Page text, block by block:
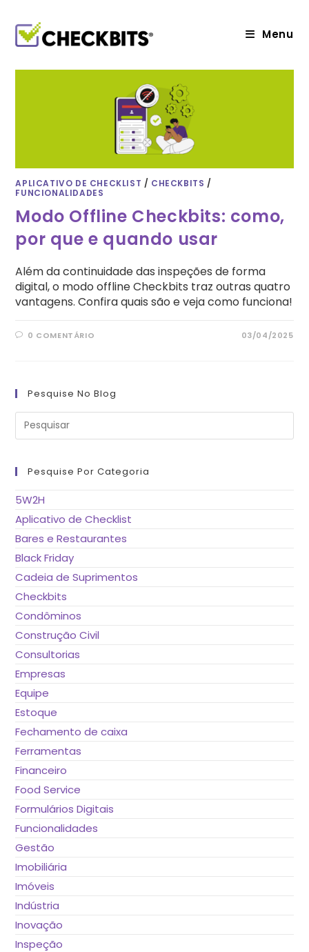
conteúdo
Menu
APLICATIVO DE CHECKLIST / CHECKBITS /
FUNCIONALIDADES
Modo Offline Checkbits: como,
por que e quando usar
Além da continuidade das inspeções de forma
digital, o modo offline Checkbits traz outras quatro
vantagens. Confira quais são e veja como funciona!
0 COMENTÁRIO 03/04/2025
Pesquise No Blog
Pesquise Por Categoria
5W2H
Aplicativo de Checklist
Bares e Restaurantes
Black Friday
Cadeia de Suprimentos
Checkbits
Condôminos
Construção Civil
Consultorias
Empresas
Equipe
Estoque
Fechamento de caixa
Ferramentas
Financeiro
Food Service
Formulários Digitais
Funcionalidades
Gestão
Imobiliária
Imóveis
Indústria
Inovação
Inspeção